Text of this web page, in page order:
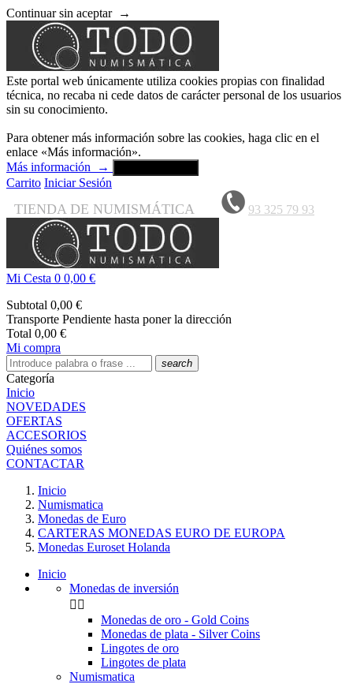
Continuar sin aceptar →
Este portal web únicamente utiliza cookies propias con finalidad
técnica, no recaba ni cede datos de carácter personal de los usuarios
sin su conocimiento.
Para obtener más información sobre las cookies, haga clic en el
enlace «Más información».
Más información
→
Carrito Iniciar Sesión
TIENDA DE NUMISMÁTICA 93 325 79 93
Mi Cesta 0 0,00 €
Subtotal 0,00 €
Transporte Pendiente hasta poner la dirección
Total 0,00 €
Mi compra
search
Categoría
Inicio
NOVEDADES
OFERTAS
ACCESORIOS
Quiénes somos
CONTACTAR
Inicio
Numismatica
Monedas de Euro
CARTERAS MONEDAS EURO DE EUROPA
Monedas Euroset Holanda
Inicio
Monedas de inversión
 
Monedas de oro - Gold Coins
Monedas de plata - Silver Coins
Lingotes de oro
Lingotes de plata
Numismatica